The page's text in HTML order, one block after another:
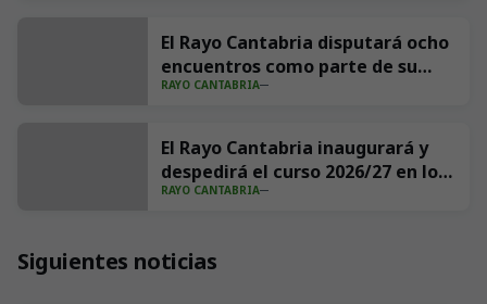
El Rayo Cantabria disputará ocho
encuentros como parte de su
pretemporada
RAYO CANTABRIA
El Rayo Cantabria inaugurará y
despedirá el curso 2026/27 en los
Campos de Sport de Astillero
RAYO CANTABRIA
Siguientes noticias